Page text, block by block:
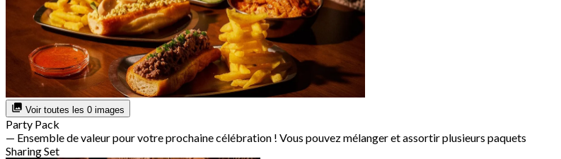
Voir toutes les 0 images
Party Pack
— Ensemble de valeur pour votre prochaine célébration ! Vous pouvez mélanger et assortir plusieurs paquets
Sharing Set